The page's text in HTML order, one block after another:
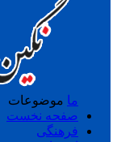
ما موضوعات
صفحه نخست
فرهنگی